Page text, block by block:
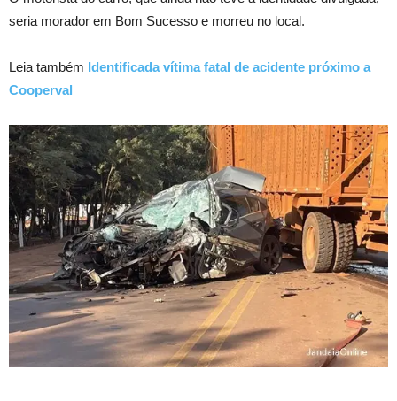
seria morador em Bom Sucesso e morreu no local.
Leia também Identificada vítima fatal de acidente próximo a
Cooperval